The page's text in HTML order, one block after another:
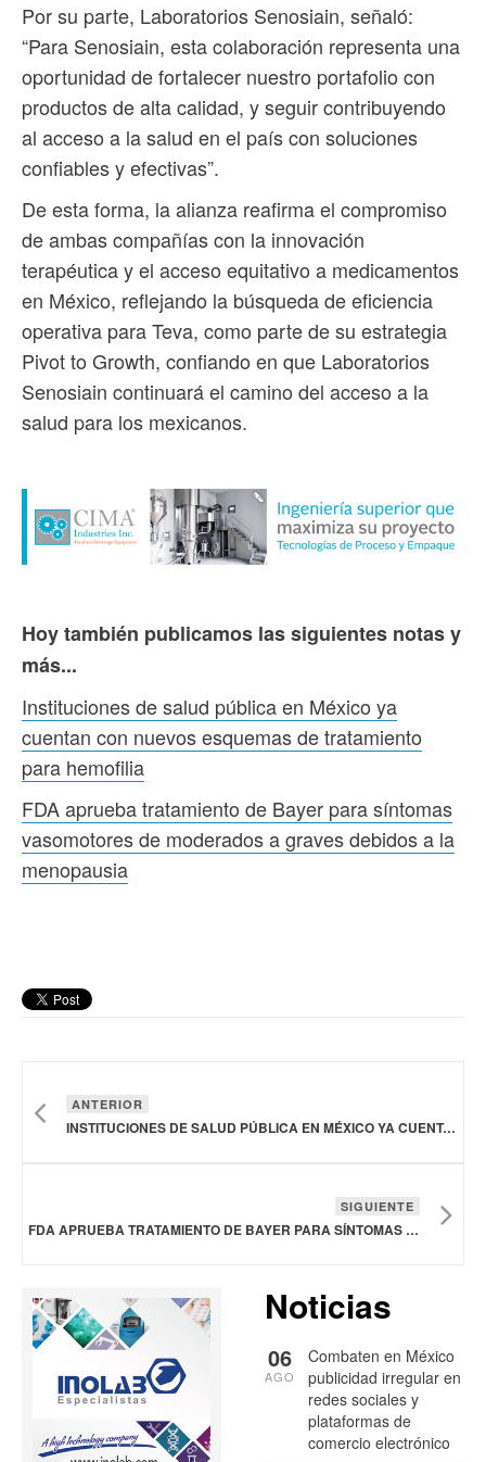
Por su parte, Laboratorios Senosiain, señaló:
“Para Senosiain, esta colaboración representa una
oportunidad de fortalecer nuestro portafolio con
productos de alta calidad, y seguir contribuyendo
al acceso a la salud en el país con soluciones
confiables y efectivas”.
De esta forma, la alianza reafirma el compromiso
de ambas compañías con la innovación
terapéutica y el acceso equitativo a medicamentos
en México, reflejando la búsqueda de eficiencia
operativa para Teva, como parte de su estrategia
Pivot to Growth, confiando en que Laboratorios
Senosiain continuará el camino del acceso a la
salud para los mexicanos.
Hoy también publicamos las siguientes notas y
más...
Instituciones de salud pública en México ya
cuentan con nuevos esquemas de tratamiento
para hemofilia
FDA aprueba tratamiento de Bayer para síntomas
vasomotores de moderados a graves debidos a la
menopausia
ANTERIOR
INSTITUCIONES DE SALUD PÚBLICA EN MÉXICO YA CUENTAN CON NUEVOS ESQUEMAS DE TRATAMIENTO PARA HEMOFILIA
SIGUIENTE
FDA APRUEBA TRATAMIENTO DE BAYER PARA SÍNTOMAS VASOMOTORES DE MODERADOS A GRAVES DEBIDOS A LA MENOPAUSIA
Noticias
Combaten en México
publicidad irregular en
redes sociales y
plataformas de
comercio electrónico
06
AGO